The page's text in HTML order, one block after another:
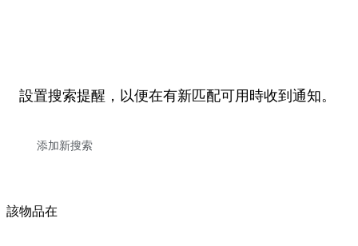
設置搜索提醒，以便在有新匹配可用時收到通知。
該物品在